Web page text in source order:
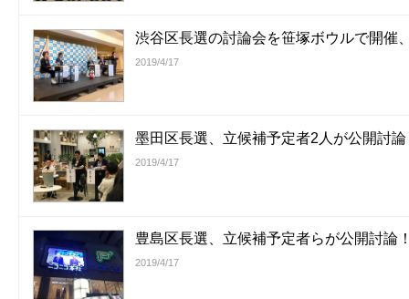
渋谷区長選の討論会を笹塚ボウルで開催
2019/4/17
墨田区長選、立候補予定者2人が公開討論
2019/4/17
豊島区長選、立候補予定者らが公開討論
2019/4/17